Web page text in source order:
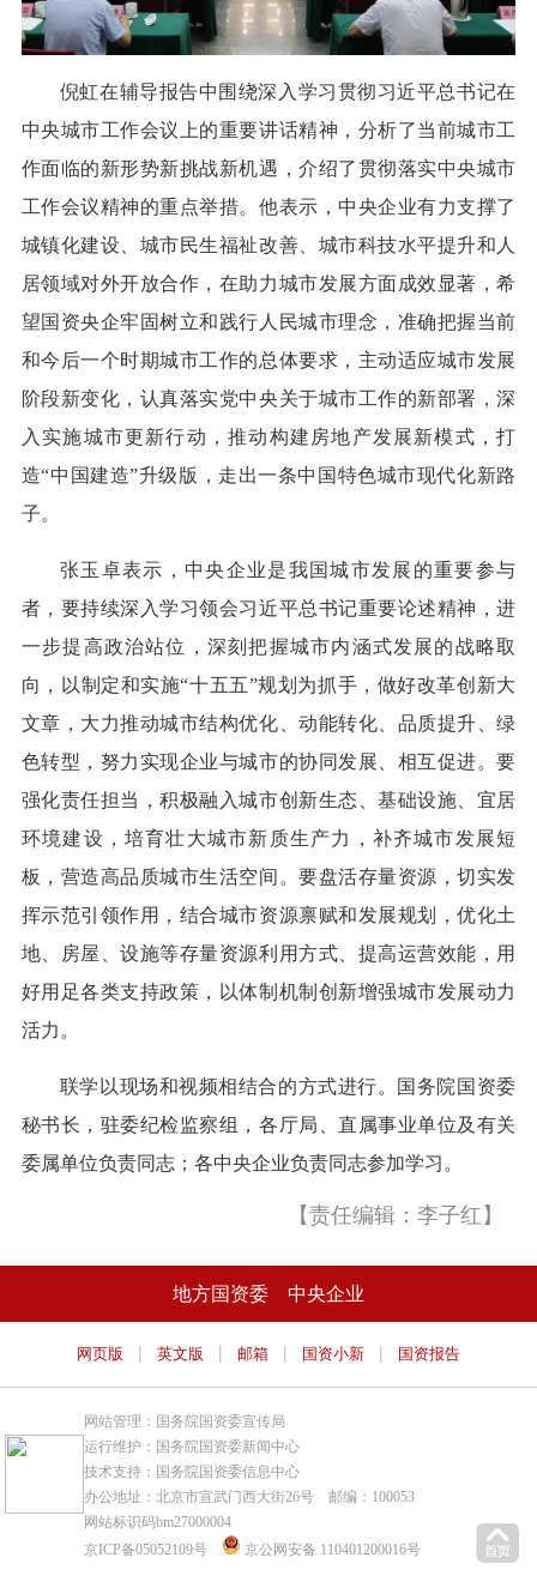
倪虹在辅导报告中围绕深入学习贯彻习近平总书记在
中央城市工作会议上的重要讲话精神，分析了当前城市工
作面临的新形势新挑战新机遇，介绍了贯彻落实中央城市
工作会议精神的重点举措。他表示，中央企业有力支撑了
城镇化建设、城市民生福祉改善、城市科技水平提升和人
居领域对外开放合作，在助力城市发展方面成效显著，希
望国资央企牢固树立和践行人民城市理念，准确把握当前
和今后一个时期城市工作的总体要求，主动适应城市发展
阶段新变化，认真落实党中央关于城市工作的新部署，深
入实施城市更新行动，推动构建房地产发展新模式，打
造“中国建造”升级版，走出一条中国特色城市现代化新路
子。
张玉卓表示，中央企业是我国城市发展的重要参与
者，要持续深入学习领会习近平总书记重要论述精神，进
一步提高政治站位，深刻把握城市内涵式发展的战略取
向，以制定和实施“十五五”规划为抓手，做好改革创新大
文章，大力推动城市结构优化、动能转化、品质提升、绿
色转型，努力实现企业与城市的协同发展、相互促进。要
强化责任担当，积极融入城市创新生态、基础设施、宜居
环境建设，培育壮大城市新质生产力，补齐城市发展短
板，营造高品质城市生活空间。要盘活存量资源，切实发
挥示范引领作用，结合城市资源禀赋和发展规划，优化土
地、房屋、设施等存量资源利用方式、提高运营效能，用
好用足各类支持政策，以体制机制创新增强城市发展动力
活力。
联学以现场和视频相结合的方式进行。国务院国资委
秘书长，驻委纪检监察组，各厅局、直属事业单位及有关
委属单位负责同志；各中央企业负责同志参加学习。
【责任编辑：李子红】
地方国资委 中央企业
网页版 | 英文版 | 邮箱 | 国资小新 | 国资报告
网站管理：国务院国资委宣传局
运行维护：国务院国资委新闻中心
技术支持：国务院国资委信息中心
办公地址：北京市宣武门西大街26号 邮编：100053
网站标识码bm27000004
京ICP备05052109号
京公网安备 110401200016号